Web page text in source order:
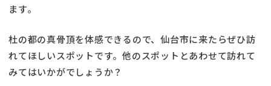
ます。
杜の都の真骨頂を体感できるので、仙台市に来たらぜひ訪
れてほしいスポットです。他のスポットとあわせて訪れて
みてはいかがでしょうか？